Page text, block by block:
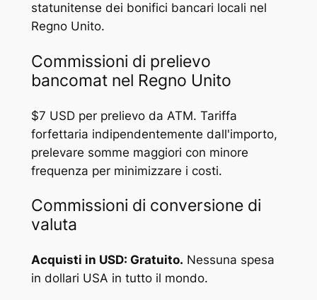
statunitense dei bonifici bancari locali nel
Regno Unito.
Commissioni di prelievo
bancomat nel Regno Unito
$7 USD per prelievo da ATM. Tariffa
forfettaria indipendentemente dall'importo,
prelevare somme maggiori con minore
frequenza per minimizzare i costi.
Commissioni di conversione di
valuta
Acquisti in USD: Gratuito. Nessuna spesa
in dollari USA in tutto il mondo.